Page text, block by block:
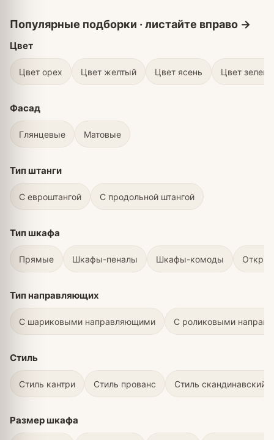
Цвет
Цвет орех Цвет желтый Цвет ясень Цвет
Фасад
Глянцевые Матовые
Тип штанги
С евроштангой С продольной штангой
Тип шкафа
Прямые Шкафы-пеналы Шкафы-комоды
Тип направляющих
С шариковыми направляющими С роликовыми
Стиль
Стиль кантри Стиль прованс Стиль скандинавский
Размер шкафа